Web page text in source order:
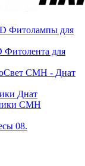
Фитолампы для
Фитолента для
CMH - Днат
Днат
СМН
08.